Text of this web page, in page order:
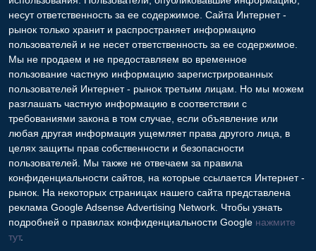
несут ответственность за ее содержимое. Сайта Интернет -
рынок только хранит и распространяет информацию
пользователей и не несет ответственность за ее содержимое.
Мы не продаем и не предоставляем во временное
пользование частную информацию зарегистрированных
пользователей Интернет - рынок третьим лицам. Но мы можем
разглашать частную информацию в соответствии с
требованиями закона в том случае, если объявление или
любая другая информация ущемляет права другого лица, в
целях защиты прав собственности и безопасности
пользователей. Мы также не отвечаем за правила
конфиденциальности сайтов, на которые ссылается Интернет -
рынок. На некоторых страницах нашего сайта представлена
реклама Google Adsense Advertising Network. Чтобы узнать
подробней о правилах конфиденциальности Google нажмите
тут.